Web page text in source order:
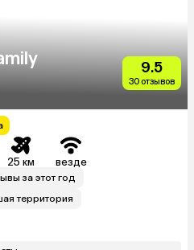
9.5
30 отзывов
25 км везде
за этот год
территория